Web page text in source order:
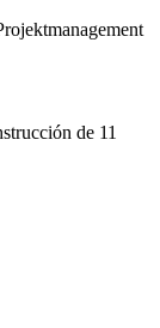
de 11